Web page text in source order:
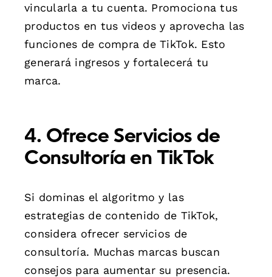
vincularla a tu cuenta. Promociona tus
productos en tus videos y aprovecha las
funciones de compra de TikTok. Esto
generará ingresos y fortalecerá tu
marca.
4. Ofrece Servicios de
Consultoría en TikTok
Si dominas el algoritmo y las
estrategias de contenido de TikTok,
considera ofrecer servicios de
consultoría. Muchas marcas buscan
consejos para aumentar su presencia.